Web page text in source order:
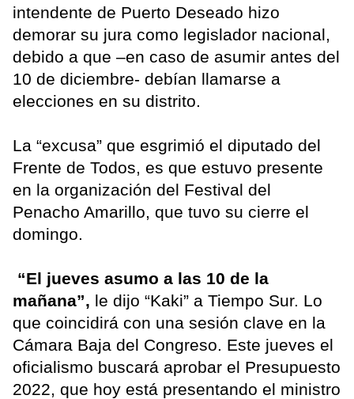
intendente de Puerto Deseado hizo
demorar su jura como legislador nacional,
debido a que –en caso de asumir antes del
10 de diciembre- debían llamarse a
elecciones en su distrito.
La “excusa” que esgrimió el diputado del
Frente de Todos, es que estuvo presente
en la organización del Festival del
Penacho Amarillo, que tuvo su cierre el
domingo.
“El jueves asumo a las 10 de la
mañana”, le dijo “Kaki” a Tiempo Sur. Lo
que coincidirá con una sesión clave en la
Cámara Baja del Congreso. Este jueves el
oficialismo buscará aprobar el Presupuesto
2022, que hoy está presentando el ministro